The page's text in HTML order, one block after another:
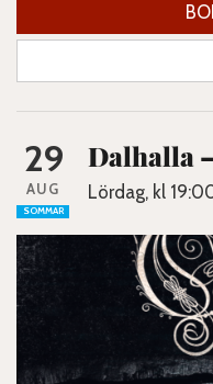
29
AUG
SOMMAR
Dalhalla
Lördag, kl